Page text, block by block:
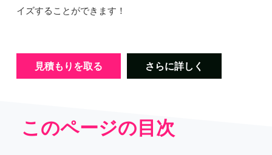
イズすることができます！
見積もりを取る さらに詳しく
このページの目次